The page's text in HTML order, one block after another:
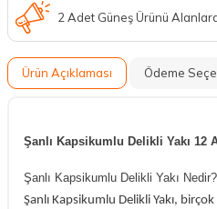
2 Adet Güneş Ürünü
Ürün Açıklaması Ödeme
Şanlı Kapsikumlu Delikli Yakı 12
Şanlı Kapsikumlu Delikli Yakı Nedir?
Şanlı Kapsikumlu Delikli Yakı,